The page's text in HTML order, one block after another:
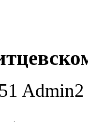
Admin2